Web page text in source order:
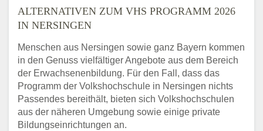
ALTERNATIVEN ZUM VHS PROGRAMM 2026
IN NERSINGEN
Menschen aus Nersingen sowie ganz Bayern kommen
in den Genuss vielfältiger Angebote aus dem Bereich
der Erwachsenenbildung. Für den Fall, dass das
Programm der Volkshochschule in Nersingen nichts
Passendes bereithält, bieten sich Volkshochschulen
aus der näheren Umgebung sowie einige private
Bildungseinrichtungen an.